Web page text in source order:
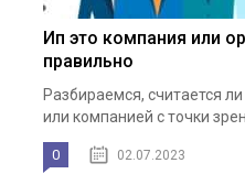
Ип это компания или
правильно
Разбираемся, считается
или компанией с точки
0 02.07.2023